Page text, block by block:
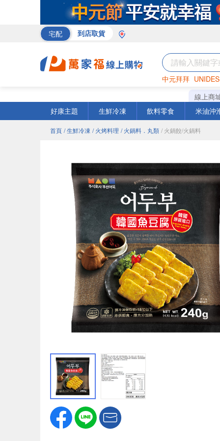
宅配 到店取貨
中元拜拜
罐頭 海苔
線上商
好康主題
生鮮冷凍 飲料零食 米油沖
首頁 / 生鮮冷凍 / 火烤料理 / 火鍋料．丸類 / 火鍋餃/火鍋料